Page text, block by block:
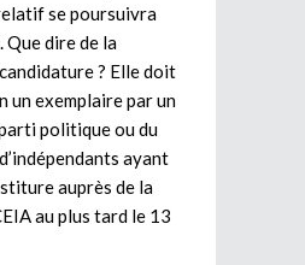
se poursuivra
Que dire de la
? Elle doit
un exemplaire par un
politique ou du
ayant
auprès de la
au plus tard le 13